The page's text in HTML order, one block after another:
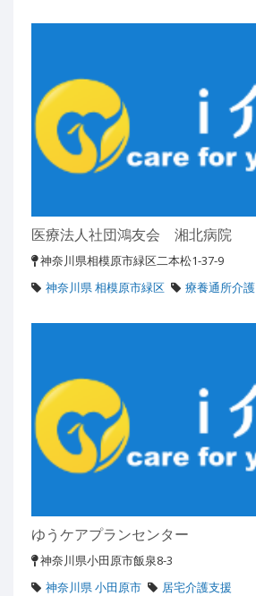
医療法人社団鴻友会 湘北病院
神奈川県相模原市緑区二本松1-37-9
神奈川県 相模原市緑区
療養通所介護
ゆうケアプランセンター
神奈川県小田原市飯泉8-3
神奈川県 小田原市
居宅介護支援